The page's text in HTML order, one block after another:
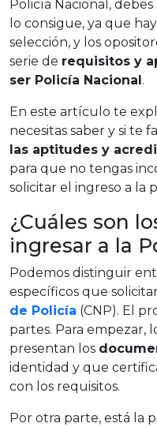
Policía Nacional,
lo consigue, ya que
selección, y los
serie de requisitos y
ser Policía Nacional .
En este artículo te
necesitas saber y si te
las aptitudes y
para que no tengas
solicitar el ingreso a la
¿Cuáles son
ingresar a la
Podemos distinguir
específicos que
de Policía (CNP). El
partes. Para empezar,
presentan los
identidad y que
con los requisitos.
Por otra parte, está la